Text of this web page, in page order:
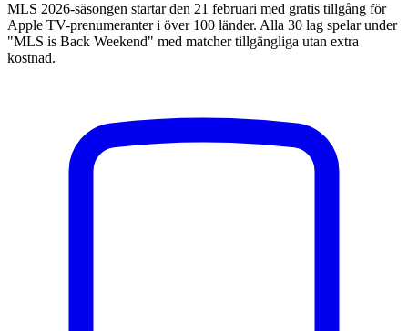
MLS 2026-säsongen startar den 21 februari med gratis tillgång för
Apple TV-prenumeranter i över 100 länder. Alla 30 lag spelar under
"MLS is Back Weekend" med matcher tillgängliga utan extra
kostnad.